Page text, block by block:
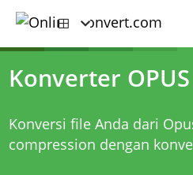
Konverter
Konversi file Anda dari
compression dengan